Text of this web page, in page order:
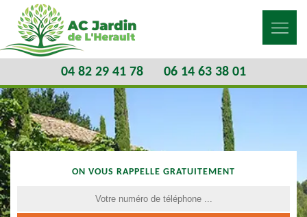
04 82 29 41 78 06 14 63 38 01
ON VOUS RAPPELLE GRATUITEMENT